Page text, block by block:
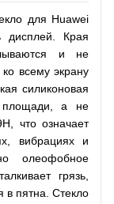
для Huawei
дисплей. Края
и не
всему экрану
силиконовая
площади, а не
что означает
вибрациях и
олеофобное
грязь,
в пятна. Стекло